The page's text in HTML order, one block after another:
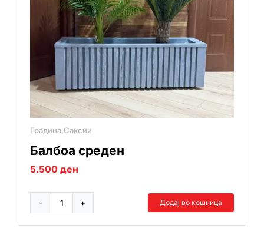
Градина,Саксии
Балбоа среден
5.500 ден
Балбоа
Додај во кошница